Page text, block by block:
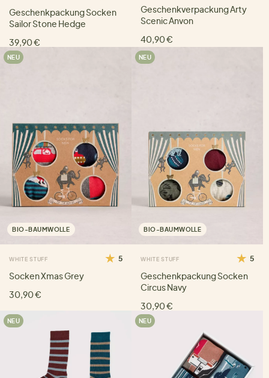
Geschenkpackung Socken
Sailor Stone Hedge
39,90 €
Geschenkverpackung Arty
Scenic Anvon
40,90 €
NEU
BIO-BAUMWOLLE
WHITE STUFF 5
Socken Xmas Grey
30,90 €
NEU
BIO-BAUMWOLLE
WHITE STUFF 5
Geschenkpackung Socken
Circus Navy
30,90 €
NEU NEU